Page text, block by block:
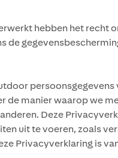
hebben het
de
manier waarop we
Deze
uit te voeren, zoals
Privacyverklaring is